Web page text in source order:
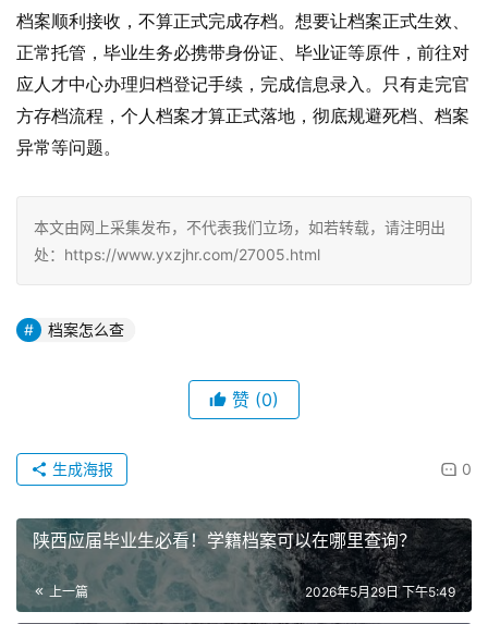
档案顺利接收，不算正式完成存档。想要让档案正式生效、
正常托管，毕业生务必携带身份证、毕业证等原件，前往对
应人才中心办理归档登记手续，完成信息录入。只有走完官
方存档流程，个人档案才算正式落地，彻底规避死档、档案
异常等问题。
本文由网上采集发布，不代表我们立场，如若转载，请注明出
处：https://www.yxzjhr.com/27005.html
档案怎么查
赞 (0)
0
生成海报
陕西应届毕业生必看！学籍档案可以在哪里查询？
上一篇 2026年5月29日 下午5:49